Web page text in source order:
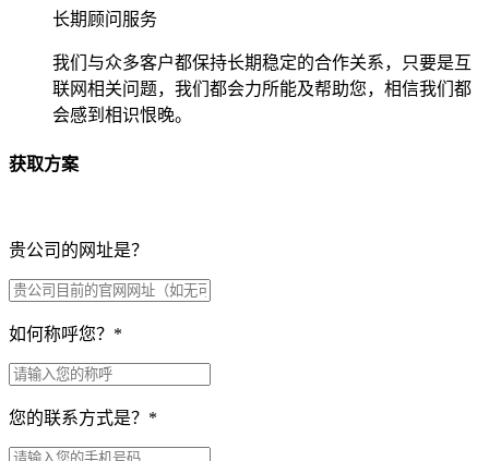
长期顾问服务
我们与众多客户都保持长期稳定的合作关系，只要是互
联网相关问题，我们都会力所能及帮助您，相信我们都
会感到相识恨晚。
获取方案
贵公司的网址是？
如何称呼您？ *
您的联系方式是？ *